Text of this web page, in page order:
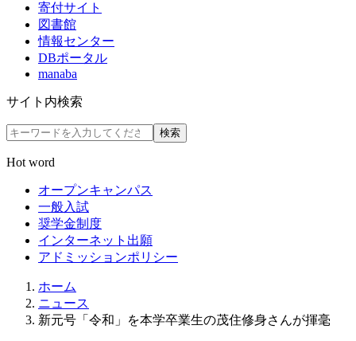
寄付サイト
図書館
情報センター
DBポータル
manaba
サイト内検索
検索
Hot word
オープンキャンパス
一般入試
奨学金制度
インターネット出願
アドミッションポリシー
ホーム
ニュース
新元号「令和」を本学卒業生の茂住修身さんが揮毫